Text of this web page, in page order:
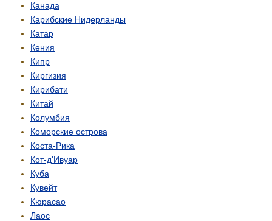
Канада
Карибские Нидерланды
Катар
Кения
Кипр
Киргизия
Кирибати
Китай
Колумбия
Коморские острова
Коста-Рика
Кот-д'Ивуар
Куба
Кувейт
Кюрасао
Лаос